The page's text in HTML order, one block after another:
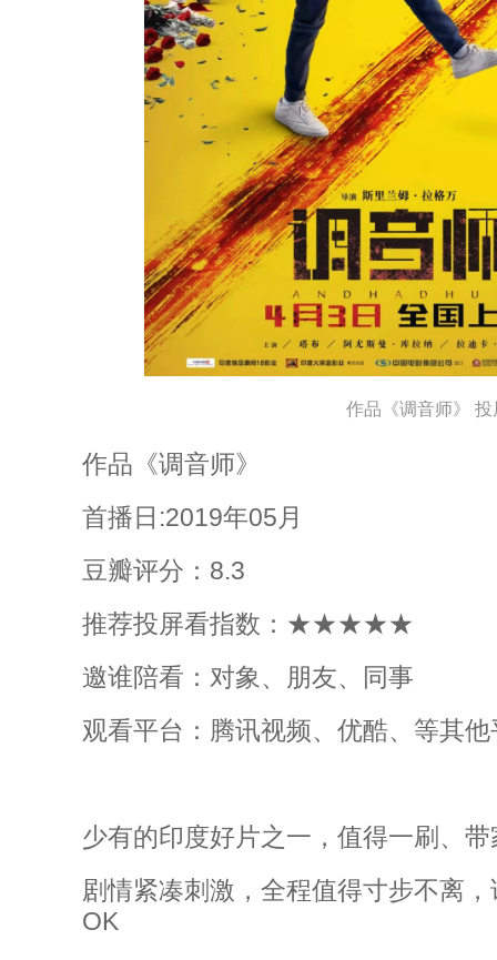
作品《调音师》 投
作品《调音师》
首播日:2019年05月
豆瓣评分：8.3
推荐投屏看指数：★★★★★
邀谁陪看：对象、朋友、同事
观看平台：腾讯视频、优酷、等其他
少有的印度好片之一，值得一刷、
剧情紧凑刺激，全程值得寸步不离
OK